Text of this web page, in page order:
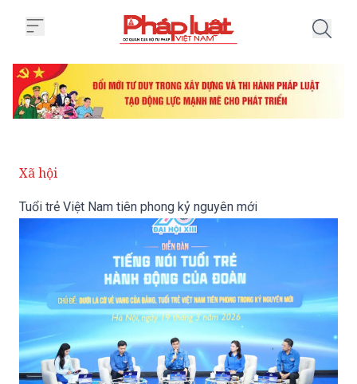
Xã hội
Tuổi trẻ Việt Nam tiên phong kỷ nguyên mới